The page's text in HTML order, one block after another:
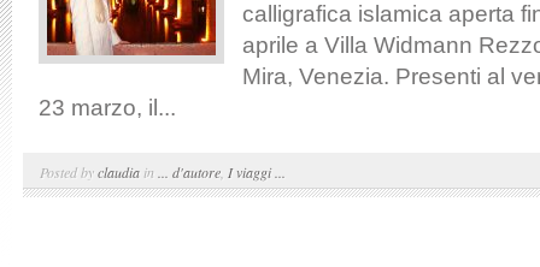
calligrafica islamica aperta
aprile a Villa Widmann
Mira, Venezia. Presenti al
23 marzo, il...
Posted byclaudia in ... d'autore I viaggi ...